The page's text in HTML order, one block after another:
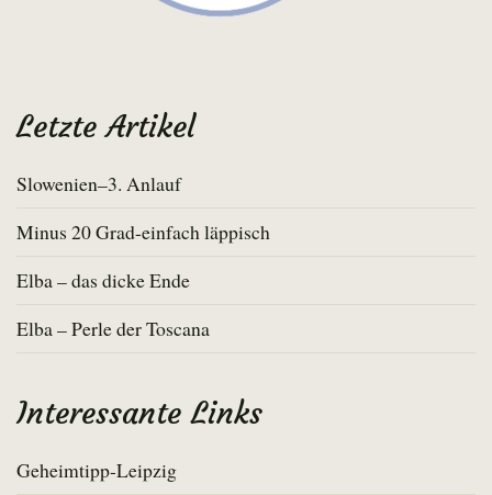
Letzte Artikel
Slowenien–3. Anlauf
Minus 20 Grad-einfach läppisch
Elba – das dicke Ende
Elba – Perle der Toscana
Interessante Links
Geheimtipp-Leipzig